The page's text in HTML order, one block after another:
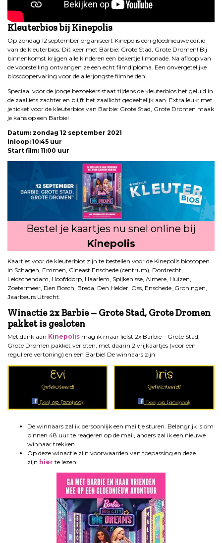
Kleuterbios bij Kinepolis
Op zondag 12 september organiseert Kinepolis een gloednieuwe editie
van de kleuterbios. Dit keer met Barbie: Grote Stad, Grote Dromen! Bij
binnenkomst krijgen alle kinderen een bekertje limonade. Na afloop van
de voorstelling ontvangen ze een echt filmdiploma. Een onvergetelijke
bioscoopervaring voor de allerjongste filmhelden!
Speciaal voor de jonge bezoekers staat tijdens de kleuterbios het geluid in
de zaal iets zachter en blijft het zaallicht gedeeltelijk aan. Extra leuk: met
je ticket voor de kleuterbios van Barbie: Grote Stad, Grote Dromen maak
je kans op een Barbie!
Datum: zondag 12 september 2021
Inloop: 10:45 uur
Start film: 11:00 uur
Bestel je kaartjes nu snel online bij
Kinepolis
Kaartjes voor de kleuterbios zijn te bestellen voor de Kinepolis bioscopen
in Schagen, Emmen, Cineast Enschede (centrum), Dordrecht,
Leidschendam, Hoofddorp, Haarlem, Spijkenisse, Almere, Huizen,
Zoetermeer, Den Bosch, Breda, Den Helder, Oss, Enschede, Groningen,
Jaarbeurs Utrecht.
Winactie 2x Barbie – Grote Stad, Grote Dromen
pakket is gesloten
Met dank aan Kinepolis mag ik maar liefst 2x Barbie – Grote Stad,
Grote Dromen pakket verloten, met daarin 2 vrijkaartjes (voor een
reguliere vertoning) en een Barbie! De winnaars zijn
De winnaars zal ik persoonlijk een mailtje sturen. Belangrijk is om
binnen 48 uur te reageren op de mail, anders zal ik een nieuwe
winnaar trekken.
Op deze winactie zijn voorwaarden van toepassing en deze
zijn hier te lezen.